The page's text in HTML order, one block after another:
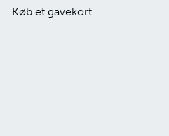
Køb et gavekort